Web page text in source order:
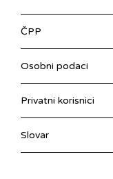
ČPP
Osobni podaci
Privatni korisnici
Slovar